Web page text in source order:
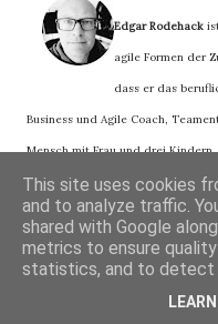
Edgar Rodehack
agile Formen der
dass er das
Business und Agile Coach,
Mensch mit Frau und drei
und Lesen hat. Mehr über ihn:
This site uses cookies
and to analyze traffic.
shared with Google
metrics to ensure
statistics, and to detect